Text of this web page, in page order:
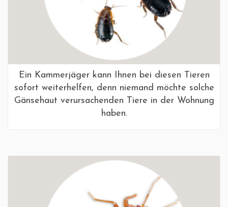
Ein Kammerjäger kann Ihnen bei diesen Tieren
sofort weiterhelfen, denn niemand möchte solche
Gänsehaut verursachenden Tiere in der Wohnung
haben.